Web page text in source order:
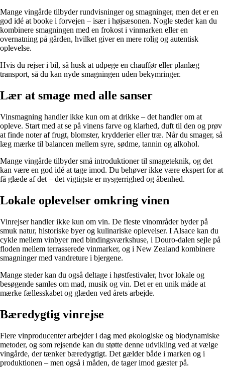
Mange vingårde tilbyder rundvisninger og smagninger, men det er en
god idé at booke i forvejen – især i højsæsonen. Nogle steder kan du
kombinere smagningen med en frokost i vinmarken eller en
overnatning på gården, hvilket giver en mere rolig og autentisk
oplevelse.
Hvis du rejser i bil, så husk at udpege en chauffør eller planlæg
transport, så du kan nyde smagningen uden bekymringer.
Lær at smage med alle sanser
Vinsmagning handler ikke kun om at drikke – det handler om at
opleve. Start med at se på vinens farve og klarhed, duft til den og prøv
at finde noter af frugt, blomster, krydderier eller træ. Når du smager, så
læg mærke til balancen mellem syre, sødme, tannin og alkohol.
Mange vingårde tilbyder små introduktioner til smageteknik, og det
kan være en god idé at tage imod. Du behøver ikke være ekspert for at
få glæde af det – det vigtigste er nysgerrighed og åbenhed.
Lokale oplevelser omkring vinen
Vinrejser handler ikke kun om vin. De fleste vinområder byder på
smuk natur, historiske byer og kulinariske oplevelser. I Alsace kan du
cykle mellem vinbyer med bindingsværkshuse, i Douro-dalen sejle på
floden mellem terrasserede vinmarker, og i New Zealand kombinere
smagninger med vandreture i bjergene.
Mange steder kan du også deltage i høstfestivaler, hvor lokale og
besøgende samles om mad, musik og vin. Det er en unik måde at
mærke fællesskabet og glæden ved årets arbejde.
Bæredygtig vinrejse
Flere vinproducenter arbejder i dag med økologiske og biodynamiske
metoder, og som rejsende kan du støtte denne udvikling ved at vælge
vingårde, der tænker bæredygtigt. Det gælder både i marken og i
produktionen – men også i måden, de tager imod gæster på.